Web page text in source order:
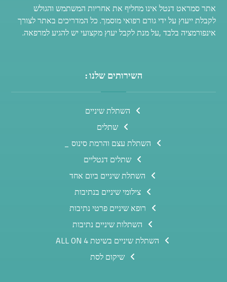
אתר סמראט דנטל אינו מחליף את אחריות המשתמש והגולש
לקבלת ייעוץ על ידי גורם רפואי מוסמך. כל המדריכים באתר לצורך
אינפורמציה בלבד ,על מנת לקבל יעוץ מקצועי יש להגיע למרפאה.
השירותים שלנו :
השתלת שיניים
שתלים
השתלת עצם והרמת סינוס _
שתלים דנטליים
השתלת שיניים ביום אחד
צילומי שיניים בנתיבות
רופא שיניים פרטי נתיבות
השתלות שיניים נתיבות
השתלת שיניים בשיטת ALL ON 4
שיקום לסת